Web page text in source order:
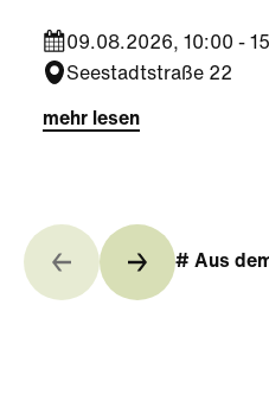
09.08.2026, 10:00 -
Seestadtstraße 22
mehr lesen
# Aus